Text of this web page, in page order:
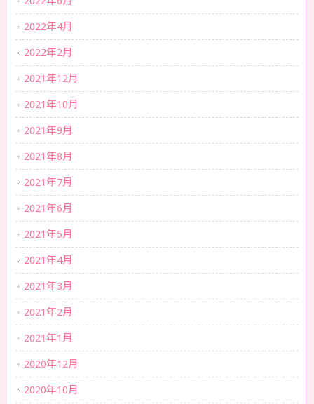
2022年4月
2022年2月
2021年12月
2021年10月
2021年9月
2021年8月
2021年7月
2021年6月
2021年5月
2021年4月
2021年3月
2021年2月
2021年1月
2020年12月
2020年10月